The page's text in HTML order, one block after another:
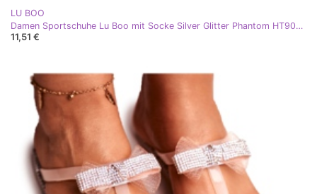
LU BOO
Damen Sportschuhe Lu Boo mit Socke Silver Glitter Phantom HT9022 schwarz silber
11,51 €